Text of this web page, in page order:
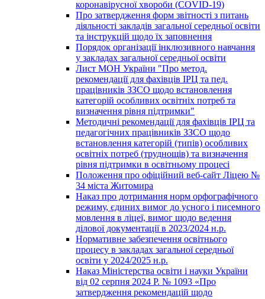
коронавірусної хвороби (COVID-19)
Про затвердження форм звітності з питань
діяльності закладів загальної середньої освіти
та інструкцій щодо їх заповнення
Порядок організації інклюзивного навчання
у закладах загальної середньої освіти
Лист МОН України "Про метод.
рекомендації для фахівців ІРЦ та пед.
працівників ЗЗСО щодо встановлення
категорій особливих освітніх потреб та
визначення рівня підтримки"
Методичні рекомендації для фахівців ІРЦ та
педагогічних працівників ЗЗСО щодо
встановлення категорій (типів) особливих
освітніх потреб (труднощів) та визначення
рівня підтримки в освітньому процесі
Положення про офіційний веб-сайт Ліцею №
34 міста Житомира
Наказ про дотримання норм орфографічного
режиму, єдиних вимог до усного і писемного
мовлення в ліцеї, вимог щодо ведення
ділової документації в 2023/2024 н.р.
Нормативне забезпечення освітнього
процесу в закладах загальної середньої
освіти у 2024/2025 н.р.
Наказ Міністерства освіти і науки України
від 02 серпня 2024 Р. № 1093 «Про
затвердження рекомендацій щодо